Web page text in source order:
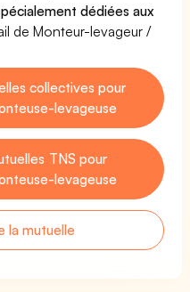
dédiées aux
de Monteur-levageur /
collectives pour
levageuse
TNS pour
levageuse
la mutuelle